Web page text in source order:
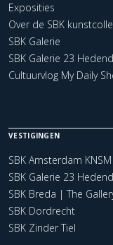
Exposities
Over de SBK
SBK Galerie
SBK Galerie 23
Cultuurvlog My Daily
VESTIGINGEN
SBK Amsterdam KNSM
SBK Galerie 23
SBK Breda | The
SBK Dordrecht
SBK Zinder Tiel